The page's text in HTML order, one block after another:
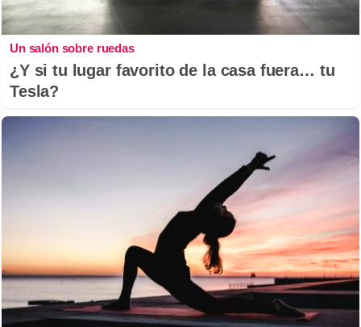
Un salón sobre ruedas
¿Y si tu lugar favorito de la casa fuera… tu
Tesla?